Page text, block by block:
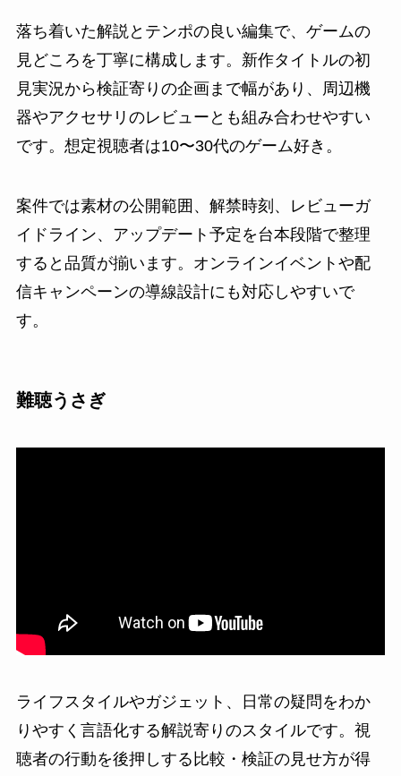
落ち着いた解説とテンポの良い編集で、ゲームの
見どころを丁寧に構成します。新作タイトルの初
見実況から検証寄りの企画まで幅があり、周辺機
器やアクセサリのレビューとも組み合わせやすい
です。想定視聴者は10〜30代のゲーム好き。
案件では素材の公開範囲、解禁時刻、レビューガ
イドライン、アップデート予定を台本段階で整理
すると品質が揃います。オンラインイベントや配
信キャンペーンの導線設計にも対応しやすいで
す。
難聴うさぎ
ライフスタイルやガジェット、日常の疑問をわか
りやすく言語化する解説寄りのスタイルです。視
聴者の行動を後押しする比較・検証の見せ方が得